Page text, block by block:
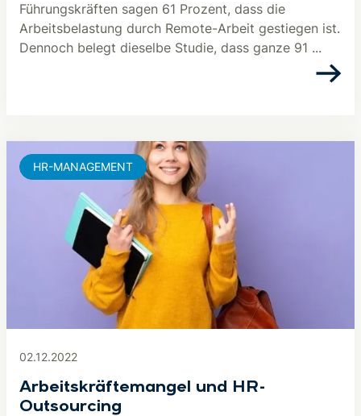
Führungskräften sagen 61 Prozent, dass die
Arbeitsbelastung durch Remote-Arbeit gestiegen ist.
Dennoch belegt dieselbe Studie, dass ganze 91 ...
02.12.2022
Arbeitskräftemangel und HR-
Outsourcing
HR-MANAGEMENT